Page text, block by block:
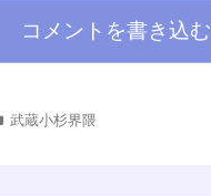
コメントを書き込む
武蔵小杉界隈